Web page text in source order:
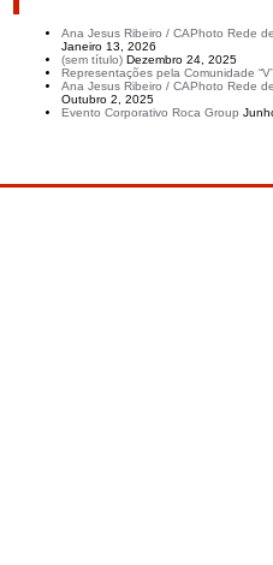
Ana Jesus Ribeiro / CAPhoto Rede
Janeiro 13, 2026
(sem título) Dezembro 24, 2025
Representações pela Comunidade
Ana Jesus Ribeiro / CAPhoto Rede
Outubro 2, 2025
Evento Corporativo Roca Group